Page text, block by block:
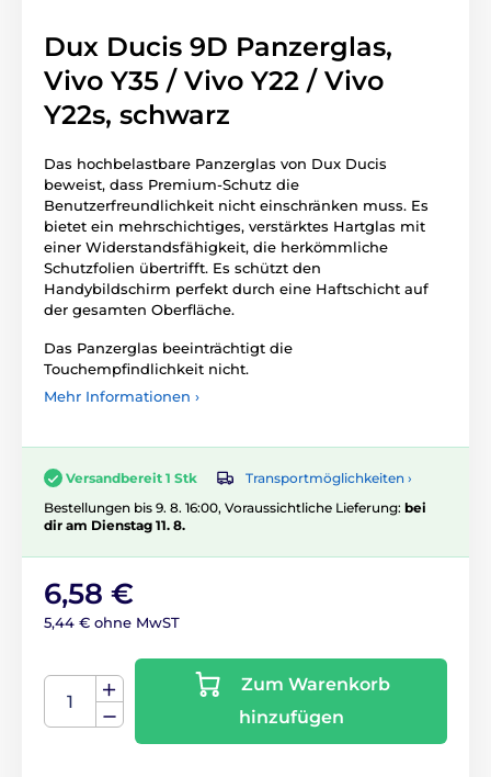
Dux Ducis 9D Panzerglas,
Vivo Y35 / Vivo Y22 / Vivo
Y22s, schwarz
Das hochbelastbare Panzerglas von Dux Ducis
beweist, dass Premium-Schutz die
Benutzerfreundlichkeit nicht einschränken muss. Es
bietet ein mehrschichtiges, verstärktes Hartglas mit
einer Widerstandsfähigkeit, die herkömmliche
Schutzfolien übertrifft. Es schützt den
Handybildschirm perfekt durch eine Haftschicht auf
der gesamten Oberfläche.
Das Panzerglas beeinträchtigt die
Touchempfindlichkeit nicht.
Mehr Informationen ›
Versandbereit 1 Stk
Transportmöglichkeiten ›
Bestellungen bis 9. 8. 16:00, Voraussichtliche Lieferung: bei
dir am Dienstag 11. 8.
6,58 €
5,44 € ohne MwST
Zum Warenkorb
hinzufügen